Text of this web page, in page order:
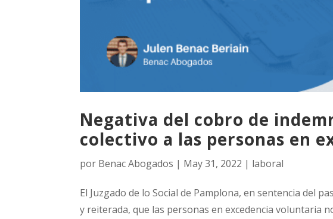
Negativa del cobro de
colectivo a las personas en
por Benac Abogados | May 31, 2022 | laboral
El Juzgado de lo Social de Pamplona, en sentencia del
y reiterada, que las personas en excedencia voluntaria